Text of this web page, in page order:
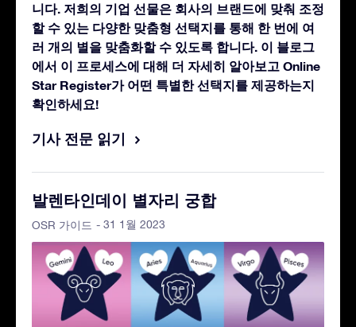
니다. 저희의 기업 선물은 회사의 브랜드에 맞춰 조정
할 수 있는 다양한 맞춤형 선택지를 통해 한 번에 여
러 개의 별을 맞춤화할 수 있도록 합니다. 이 블로그
에서 이 프로세스에 대해 더 자세히 알아보고 Online
Star Register가 어떤 특별한 선택지를 제공하는지
확인하세요!
기사 전문 읽기
발렌타인데이 별자리 궁합
OSR 가이드 - 31 1월 2023